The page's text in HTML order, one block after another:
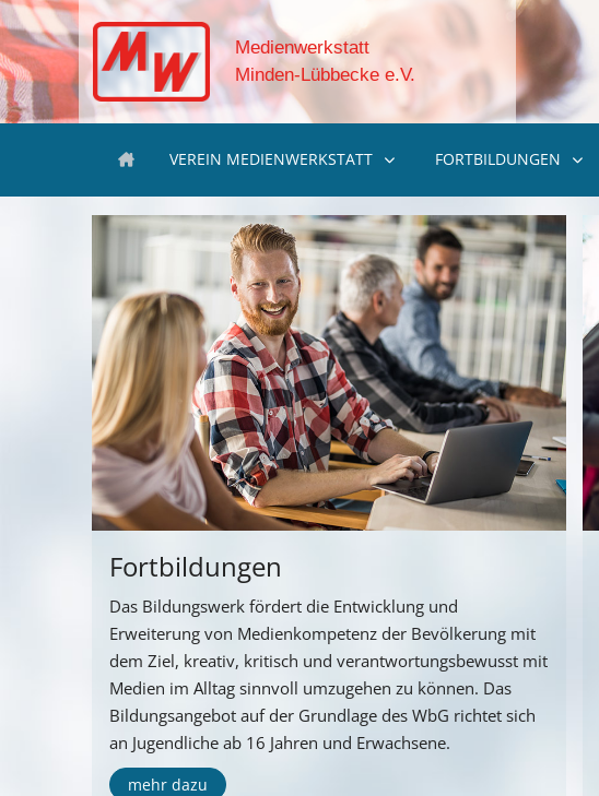
Medienwerkstatt
Minden-Lübbecke e.V.
VEREIN MEDIENWERKSTATT FORTBILDUNGEN
Fortbildungen
Das Bildungswerk fördert die Entwicklung und
Erweiterung von Medienkompetenz der Bevölkerung mit
dem Ziel, kreativ, kritisch und verantwortungsbewusst mit
Medien im Alltag sinnvoll umzugehen zu können. Das
Bildungsangebot auf der Grundlage des WbG richtet sich
an Jugendliche ab 16 Jahren und Erwachsene.
mehr dazu